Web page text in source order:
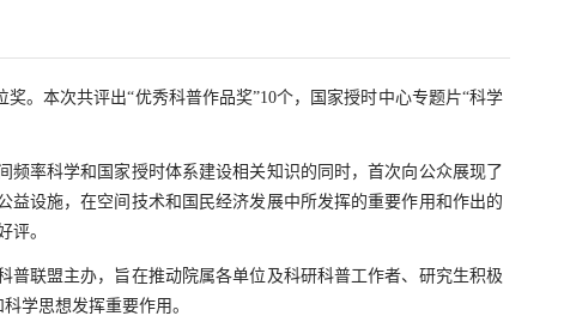
。本次共评出“优秀科普作品奖”10个，国家授时中心专题片“科学
率科学和国家授时体系建设相关知识的同时，首次向公众展现了
设施，在空间技术和国民经济发展中所发挥的重要作用和作出的
评。
联盟主办，旨在推动院属各单位及科研科普工作者、研究生积极
学思想发挥重要作用。